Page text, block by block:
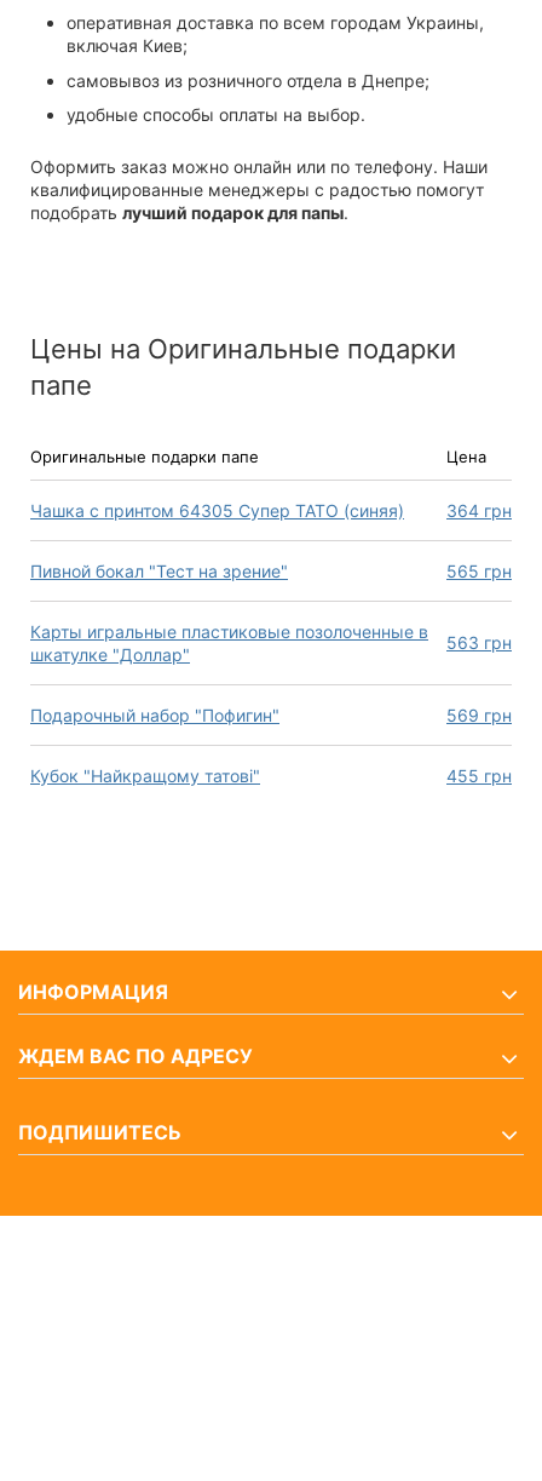
оперативная доставка по всем городам Украины,
включая Киев;
самовывоз из розничного отдела в Днепре;
удобные способы оплаты на выбор.
Оформить заказ можно онлайн или по телефону. Наши
квалифицированные менеджеры с радостью помогут
подобрать лучший подарок для папы.
Цены на Оригинальные подарки
папе
Оригинальные подарки папе Цена
Чашка с принтом 64305 Супер ТАТО (синяя) 364 грн
Пивной бокал "Тест на зрение" 565 грн
Карты игральные пластиковые позолоченные в
шкатулке "Доллар"
563 грн
Подарочный набор "Пофигин" 569 грн
Кубок "Найкращому татові" 455 грн
ИНФОРМАЦИЯ
ЖДЕМ ВАС ПО АДРЕСУ
ПОДПИШИТЕСЬ